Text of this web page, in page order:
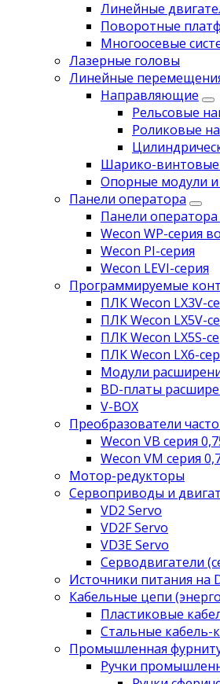
Линейные
Поворотные
Многоосевые
Лазерные головы
Линейные
Направляющие
Рельсовые
Роликовые
Шарико-
Опорные модули и
Панели оператора
Панели оператора
Wecon WP-серия
Wecon PI-серия
Wecon LEVI-серия
Программируемые
ПЛК Wecon LX3V-
ПЛК Wecon LX5V-
ПЛК Wecon LX5S-
ПЛК Wecon LX6-
Модули
BD-платы
V-BOX
Преобразователи
Wecon VB серия
Wecon VM серия
Мотор-редукторы
Сервоприводы и
VD2 Servo
VD2F Servo
VD3E Servo
Серводвигатели
Источники питания на
Кабельные цепи
Пластиковые
Стальные кабель-
Промышленная
Ручки